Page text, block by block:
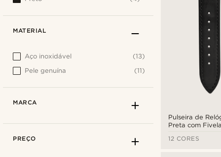
Pulseira de
Preta com
12 CORES
MATERIAL
Aço inoxidável
(13)
Pele genuína
(11)
MARCA
PREÇO